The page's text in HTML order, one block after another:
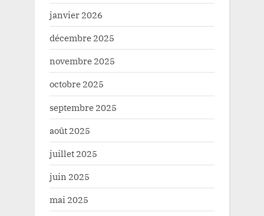
janvier 2026
décembre 2025
novembre 2025
octobre 2025
septembre 2025
août 2025
juillet 2025
juin 2025
mai 2025